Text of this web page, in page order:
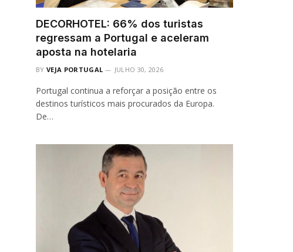
DECORHOTEL: 66% dos turistas
regressam a Portugal e aceleram
aposta na hotelaria
BY VEJA PORTUGAL JULHO 30, 2026
Portugal continua a reforçar a posição entre os
destinos turísticos mais procurados da Europa.
De…